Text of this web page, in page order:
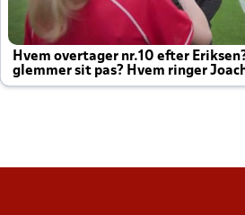
Hvem overtager nr.10 efter
glemmer sit pas? Hvem ringer
altid til efter kampe?